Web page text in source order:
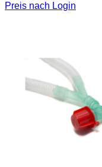
Preis nach Login